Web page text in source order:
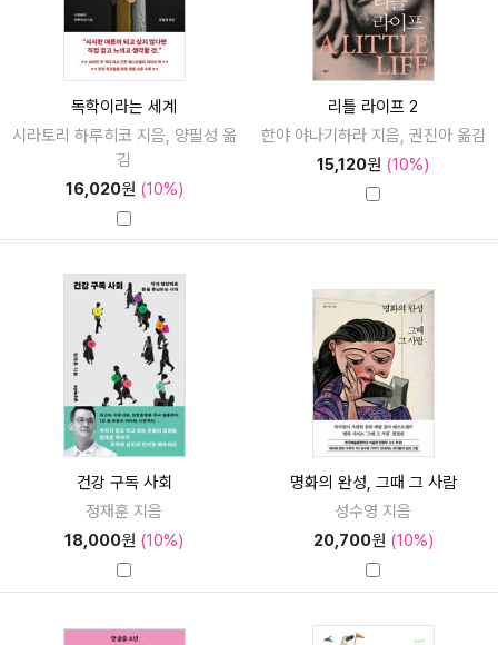
독학이라는 세계
시라토리 하루히코 지음, 양필성 옮
김
16,020원 (10%)
리틀 라이프 2
한야 야나기하라 지음, 권진아 옮김
15,120원 (10%)
건강 구독 사회
정재훈 지음
18,000원 (10%)
명화의 완성, 그때 그 사람
성수영 지음
20,700원 (10%)